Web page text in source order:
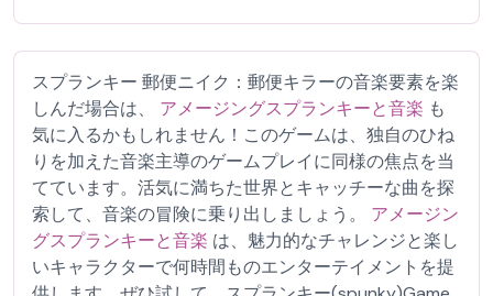
スプランキー 郵便ニイク：郵便キラーの音楽要素を楽
しんだ場合は、
アメージングスプランキーと音楽 も
気に入るかもしれません！このゲームは、独自のひね
りを加えた音楽主導のゲームプレイに同様の焦点を当
てています。活気に満ちた世界とキャッチーな曲を探
索して、音楽の冒険に乗り出しましょう。
アメージン
グスプランキーと音楽 は、魅力的なチャレンジと楽し
いキャラクターで何時間ものエンターテイメントを提